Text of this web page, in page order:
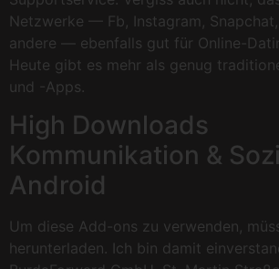
Netzwerke — Fb, Instagram,
andere — ebenfalls gut für Online-
Heute gibt es mehr als genug
und -Apps.
High Downloads
Kommunikation &
Android
Um diese Add-ons zu verwenden,
herunterladen. Ich bin damit